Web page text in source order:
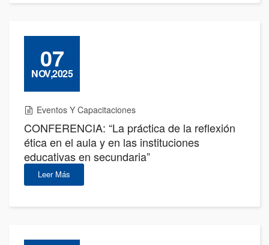
07
NOV,2025
Eventos Y Capacitaciones
CONFERENCIA: “La práctica de la reflexión
ética en el aula y en las instituciones
educativas en secundaria”
Leer Más